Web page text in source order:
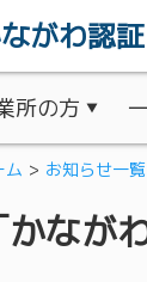
がわ認証
所の方
のメリット
ム お知らせ一覧
なが